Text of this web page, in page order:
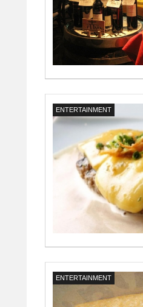
ENTERTAINMENT
ENTERTAINMENT